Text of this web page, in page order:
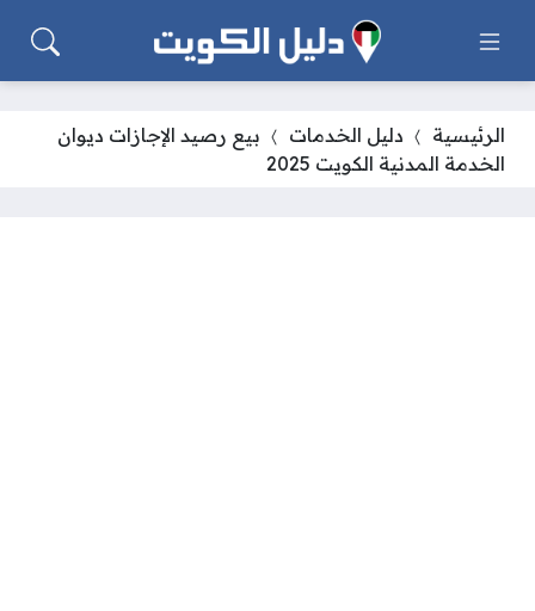
الرئيسية دليل الخدمات
بيع رصيد الإجازات ديوان
الخدمة المدنية الكويت 2025